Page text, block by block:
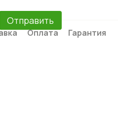
Отправить
Оплата Гарантия